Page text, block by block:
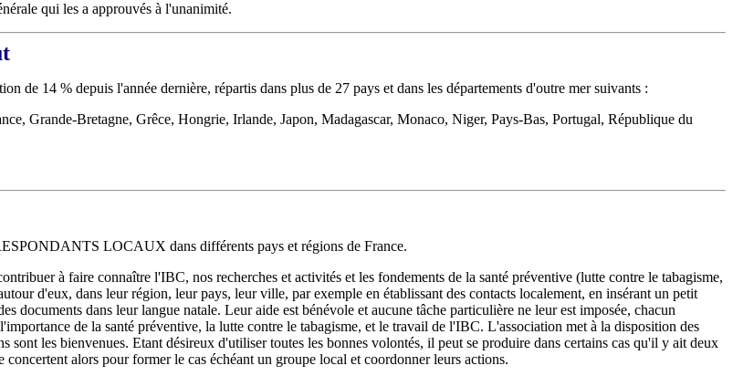
qui les a approuvés à l'unanimité.
de 14 % depuis l'année dernière, répartis dans plus de 27 pays et dans les départements d'outre mer suivants :
Grande-Bretagne, Grêce, Hongrie, Irlande, Japon, Madagascar, Monaco, Niger, Pays-Bas, Portugal, République du
LOCAUX dans différents pays et régions de France.
à faire connaître l'IBC, nos recherches et activités et les fondements de la santé préventive (lutte contre le tabagisme,
d'eux, dans leur région, leur pays, leur ville, par exemple en établissant des contacts localement, en insérant un petit
documents dans leur langue natale. Leur aide est bénévole et aucune tâche particulière ne leur est imposée, chacun
de la santé préventive, la lutte contre le tabagisme, et le travail de l'IBC. L'association met à la disposition des
sont les bienvenues. Etant désireux d'utiliser toutes les bonnes volontés, il peut se produire dans certains cas qu'il y ait deux
alors pour former le cas échéant un groupe local et coordonner leurs actions.